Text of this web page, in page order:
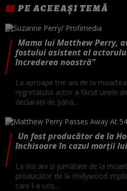
PE ACEEAȘI TEMĂ
Mama lui Matthew Perry,
fostului asistent al
încrederea noastră”
La aproape trei ani de la
regretatului actor a făcut unele
declarații de până...
Un fost producător de la
închisoare în cazul morţii
La doi ani şi jumătate de la
producător de la Hollywood
care l-a ucis...